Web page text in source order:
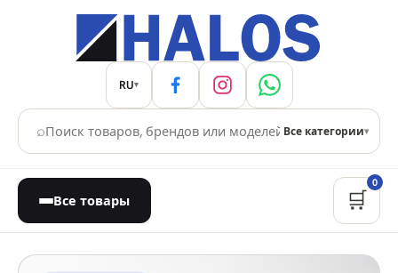
⌕ Все категории▾
RU▾
Все товары 🛒
0
Магазин бытовой